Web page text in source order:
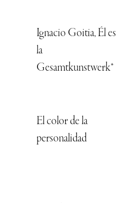
Ignacio Goitia, Él es
la
Gesamtkunstwerk*
El color de la
personalidad